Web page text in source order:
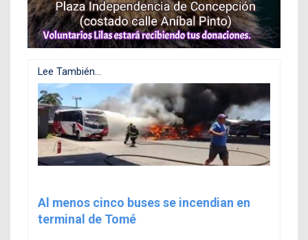
Lee También...
Al menos cinco buses se incendian en
terminal de Tomé